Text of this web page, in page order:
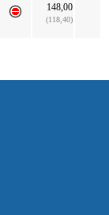
148,00
(118,40)